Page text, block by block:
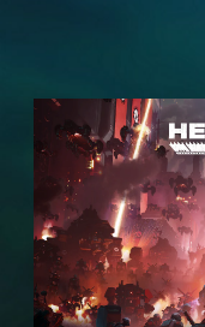
普
通
版